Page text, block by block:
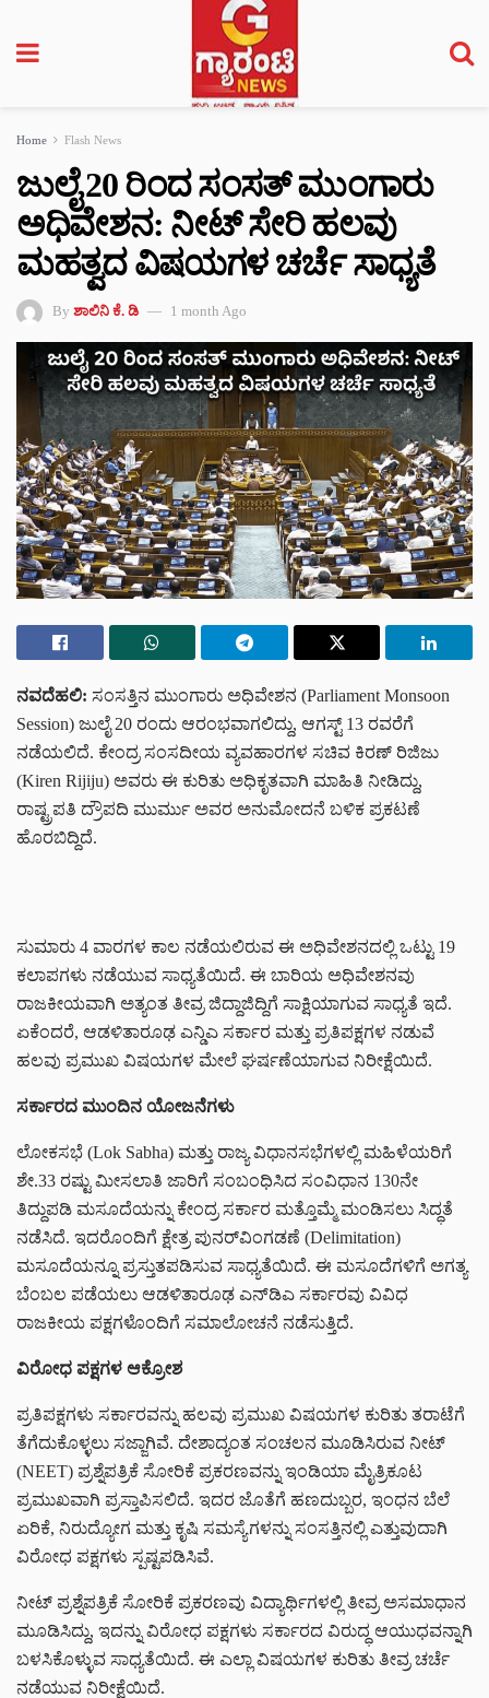
Home Flash News
ಜುಲೈ 20 ರಿಂದ ಸಂಸತ್ ಮುಂಗಾರು
ಅಧಿವೇಶನ: ನೀಟ್ ಸೇರಿ ಹಲವು
ಮಹತ್ವದ ವಿಷಯಗಳ ಚರ್ಚೆ ಸಾಧ್ಯತೆ
By ಶಾಲಿನಿ ಕೆ. ಡಿ 1 month Ago
ನವದೆಹಲಿ: ಸಂಸತ್ತಿನ ಮುಂಗಾರು ಅಧಿವೇಶನ (Parliament Monsoon
Session) ಜುಲೈ 20 ರಂದು ಆರಂಭವಾಗಲಿದ್ದು, ಆಗಸ್ಟ್ 13 ರವರೆಗೆ
ನಡೆಯಲಿದೆ. ಕೇಂದ್ರ ಸಂಸದೀಯ ವ್ಯವಹಾರಗಳ ಸಚಿವ ಕಿರಣ್ ರಿಜಿಜು
(Kiren Rijiju) ಅವರು ಈ ಕುರಿತು ಅಧಿಕೃತವಾಗಿ ಮಾಹಿತಿ ನೀಡಿದ್ದು,
ರಾಷ್ಟ್ರಪತಿ ದ್ರೌಪದಿ ಮುರ್ಮು ಅವರ ಅನುಮೋದನೆ ಬಳಿಕ ಪ್ರಕಟಣೆ
ಹೊರಬಿದ್ದಿದೆ.
ಸುಮಾರು 4 ವಾರಗಳ ಕಾಲ ನಡೆಯಲಿರುವ ಈ ಅಧಿವೇಶನದಲ್ಲಿ ಒಟ್ಟು 19
ಕಲಾಪಗಳು ನಡೆಯುವ ಸಾಧ್ಯತೆಯಿದೆ. ಈ ಬಾರಿಯ ಅಧಿವೇಶನವು
ರಾಜಕೀಯವಾಗಿ ಅತ್ಯಂತ ತೀವ್ರ ಜಿದ್ದಾಜಿದ್ದಿಗೆ ಸಾಕ್ಷಿಯಾಗುವ ಸಾಧ್ಯತೆ ಇದೆ.
ಏಕೆಂದರೆ, ಆಡಳಿತಾರೂಢ ಎನ್ಡಿಎ ಸರ್ಕಾರ ಮತ್ತು ಪ್ರತಿಪಕ್ಷಗಳ ನಡುವೆ
ಹಲವು ಪ್ರಮುಖ ವಿಷಯಗಳ ಮೇಲೆ ಘರ್ಷಣೆಯಾಗುವ ನಿರೀಕ್ಷೆಯಿದೆ.
ಸರ್ಕಾರದ ಮುಂದಿನ ಯೋಜನೆಗಳು
ಲೋಕಸಭೆ (Lok Sabha) ಮತ್ತು ರಾಜ್ಯ ವಿಧಾನಸಭೆಗಳಲ್ಲಿ ಮಹಿಳೆಯರಿಗೆ
ಶೇ.33 ರಷ್ಟು ಮೀಸಲಾತಿ ಜಾರಿಗೆ ಸಂಬಂಧಿಸಿದ ಸಂವಿಧಾನ 130ನೇ
ತಿದ್ದುಪಡಿ ಮಸೂದೆಯನ್ನು ಕೇಂದ್ರ ಸರ್ಕಾರ ಮತ್ತೊಮ್ಮೆ ಮಂಡಿಸಲು ಸಿದ್ಧತೆ
ನಡೆಸಿದೆ. ಇದರೊಂದಿಗೆ ಕ್ಷೇತ್ರ ಪುನರ್‌ವಿಂಗಡಣೆ (Delimitation)
ಮಸೂದೆಯನ್ನೂ ಪ್ರಸ್ತುತಪಡಿಸುವ ಸಾಧ್ಯತೆಯಿದೆ. ಈ ಮಸೂದೆಗಳಿಗೆ ಅಗತ್ಯ
ಬೆಂಬಲ ಪಡೆಯಲು ಆಡಳಿತಾರೂಢ ಎನ್‌ಡಿಎ ಸರ್ಕಾರವು ವಿವಿಧ
ರಾಜಕೀಯ ಪಕ್ಷಗಳೊಂದಿಗೆ ಸಮಾಲೋಚನೆ ನಡೆಸುತ್ತಿದೆ.
ವಿರೋಧ ಪಕ್ಷಗಳ ಆಕ್ರೋಶ
ಪ್ರತಿಪಕ್ಷಗಳು ಸರ್ಕಾರವನ್ನು ಹಲವು ಪ್ರಮುಖ ವಿಷಯಗಳ ಕುರಿತು ತರಾಟೆಗೆ
ತೆಗೆದುಕೊಳ್ಳಲು ಸಜ್ಜಾಗಿವೆ. ದೇಶಾದ್ಯಂತ ಸಂಚಲನ ಮೂಡಿಸಿರುವ ನೀಟ್
(NEET) ಪ್ರಶ್ನೆಪತ್ರಿಕೆ ಸೋರಿಕೆ ಪ್ರಕರಣವನ್ನು ಇಂಡಿಯಾ ಮೈತ್ರಿಕೂಟ
ಪ್ರಮುಖವಾಗಿ ಪ್ರಸ್ತಾಪಿಸಲಿದೆ. ಇದರ ಜೊತೆಗೆ ಹಣದುಬ್ಬರ, ಇಂಧನ ಬೆಲೆ
ಏರಿಕೆ, ನಿರುದ್ಯೋಗ ಮತ್ತು ಕೃಷಿ ಸಮಸ್ಯೆಗಳನ್ನು ಸಂಸತ್ತಿನಲ್ಲಿ ಎತ್ತುವುದಾಗಿ
ವಿರೋಧ ಪಕ್ಷಗಳು ಸ್ಪಷ್ಟಪಡಿಸಿವೆ.
ನೀಟ್ ಪ್ರಶ್ನೆಪತ್ರಿಕೆ ಸೋರಿಕೆ ಪ್ರಕರಣವು ವಿದ್ಯಾರ್ಥಿಗಳಲ್ಲಿ ತೀವ್ರ ಅಸಮಾಧಾನ
ಮೂಡಿಸಿದ್ದು, ಇದನ್ನು ವಿರೋಧ ಪಕ್ಷಗಳು ಸರ್ಕಾರದ ವಿರುದ್ಧ ಆಯುಧವನ್ನಾಗಿ
ಬಳಸಿಕೊಳ್ಳುವ ಸಾಧ್ಯತೆಯಿದೆ. ಈ ಎಲ್ಲಾ ವಿಷಯಗಳ ಕುರಿತು ತೀವ್ರ ಚರ್ಚೆ
ನಡೆಯುವ ನಿರೀಕ್ಷೆಯಿದೆ.